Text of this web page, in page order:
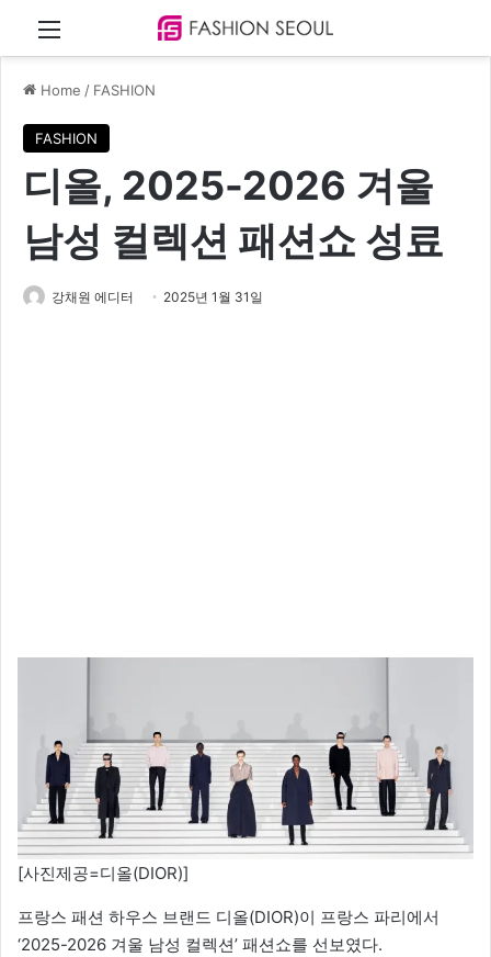
Menu
Home / FASHION
FASHION
디올, 2025-2026 겨울
남성 컬렉션 패션쇼 성료
강채원 에디터 2025년 1월 31일
[사진제공=디올(DIOR)]
프랑스 패션 하우스 브랜드 디올(DIOR)이 프랑스 파리에서
‘2025-2026 겨울 남성 컬렉션’ 패션쇼를 선보였다.